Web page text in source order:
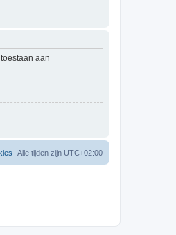
aan
Alle tijden zijn UTC+02:00